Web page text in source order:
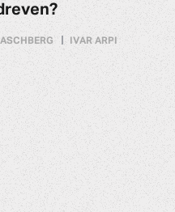
IVAR ARPI